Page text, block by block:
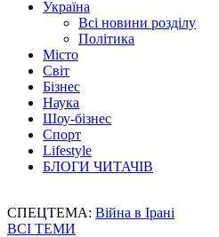
Україна
Всі новини розділу
Політика
Місто
Світ
Бізнес
Наука
Шоу-бізнес
Спорт
Lifestyle
БЛОГИ ЧИТАЧІВ
СПЕЦТЕМА: Війна в Ірані
ВСІ ТЕМИ